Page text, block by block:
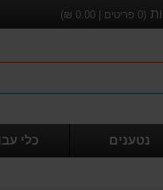
(
0 פריטים | 0.00
₪)
נטענים כלי